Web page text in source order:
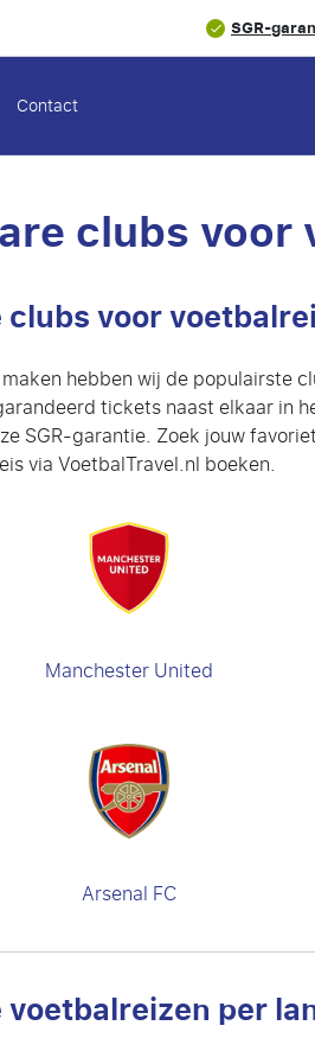
SGR-
Contact
clubs voor
voor
hebben wij de populairste
tickets naast elkaar in
SGR-garantie. Zoek jouw
via VoetbalTravel.nl boeken.
Manchester United
Arsenal FC
per